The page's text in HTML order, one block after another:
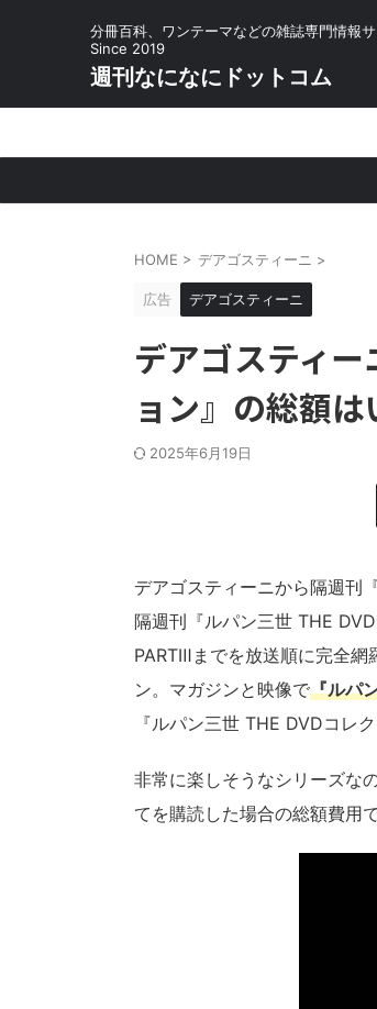
分冊百科、ワンテーマなどの雑誌専門情報サ
Since 2019
週刊なになにドットコム
HOME > デアゴスティーニ >
広告 デアゴスティーニ
デアゴスティ
ョン』の総額は
2025年6月19日
デアゴスティーニから隔週刊
隔週刊『ルパン三世 THE
PARTⅢまでを放送順に完全
ン。マガジンと映像で『ルパ
『ルパン三世 THE DVDコレ
非常に楽しそうなシリーズな
てを購読した場合の総額費用で